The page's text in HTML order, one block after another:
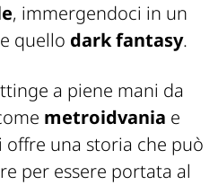
, immergendoci in un
quello dark fantasy.
a piene mani da
metroidvania e
offre una storia che può
per essere portata al